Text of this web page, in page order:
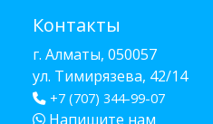
Контакты
г. Алматы, 050057
ул. Тимирязева, 42/14
+7 (707) 344-99-07
Напишите нам